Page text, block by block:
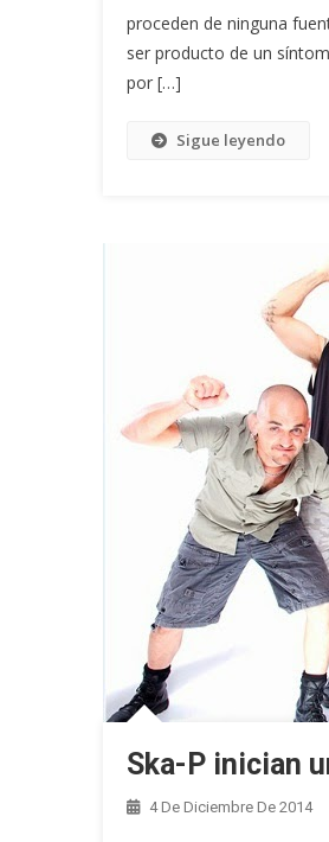
proceden de ninguna
ser producto de un
por […]
Sigue leyendo
Ska-P inician
4 De Diciembre De 2014